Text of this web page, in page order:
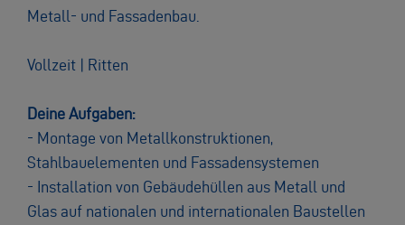
Metall- und Fassadenbau.
Vollzeit | Ritten
Deine Aufgaben:
- Montage von Metallkonstruktionen,
Stahlbauelementen und Fassadensystemen
- Installation von Gebäudehüllen aus Metall und
Glas auf nationalen und internationalen Baustellen